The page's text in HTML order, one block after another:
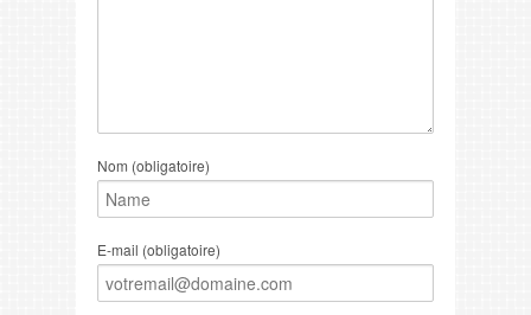
Nom (obligatoire)
E-mail (obligatoire)